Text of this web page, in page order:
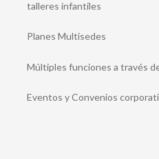
talleres infantiles
Planes Multisedes
Múltiples funciones a través
Eventos y Convenios